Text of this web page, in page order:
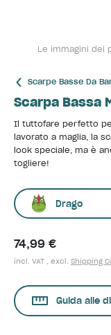
Le immagini dei
Scarpe Basse Da
Scarpa Bassa
Il tuttofare perfetto
lavorato a maglia, la
look speciale, ma è
togliere!
Drago
74,99 €
incl. VAT , excl. Shipping
Guida alle